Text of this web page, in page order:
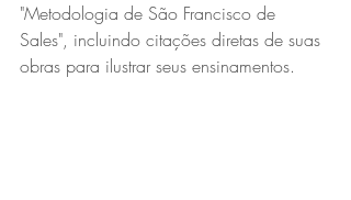
"Metodologia de São Francisco de
Sales", incluindo citações diretas de suas
obras para ilustrar seus ensinamentos.